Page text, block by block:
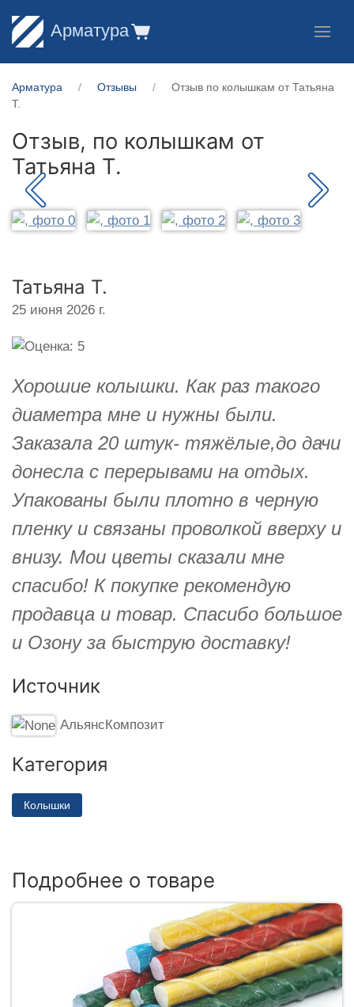
Арматура
Арматура Отзывы
Отзыв по колышкам от Татьяна
Т.
Отзыв, по колышкам от
Татьяна Т.
Татьяна Т.
25 июня 2026 г.
Хорошие колышки. Как раз такого
диаметра мне и нужны были.
Заказала 20 штук- тяжёлые,до дачи
донесла с перерывами на отдых.
Упакованы были плотно в черную
пленку и связаны проволкой вверху и
внизу. Мои цветы сказали мне
спасибо! К покупке рекомендую
продавца и товар. Спасибо большое
и Озону за быструю доставку!
Источник
АльянсКомпозит
Категория
Колышки
Подробнее о товаре